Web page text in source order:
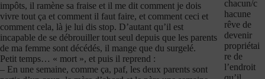
impôts, il ramène sa fraise et il me dit comment je dois
vivre tout ça et comment il faut faire, et comment ceci et
comment cela, là je lui dis stop. D’autant qu’il est
incapable de se débrouiller tout seul depuis que les parents
de ma femme sont décédés, il mange que du surgelé.
Petit temps… « mort », et puis il reprend :
– En une semaine, comme ça, paf, les deux parents sont
chacun/c
hacune
rêve de
devenir
propriétai
re de
l’endroit